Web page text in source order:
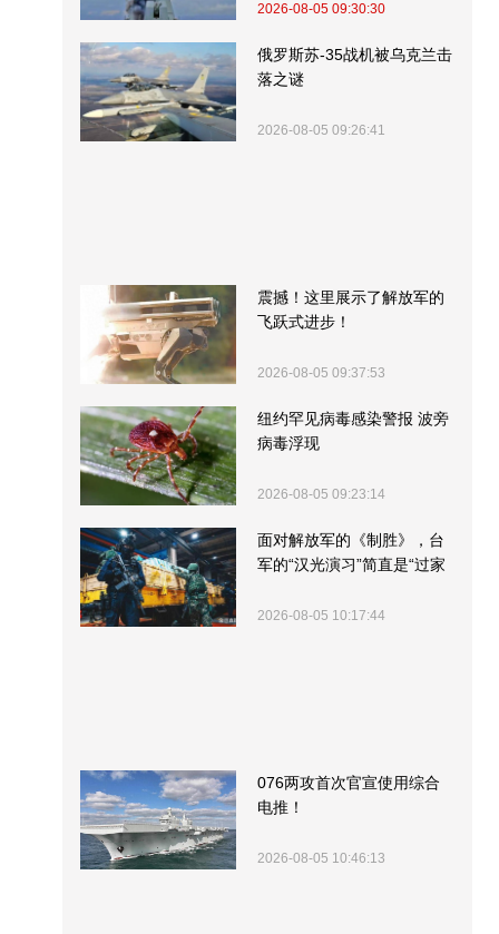
2026-08-05 09:30:30
俄罗斯苏-35战机被乌克兰击
落之谜
2026-08-05 09:26:41
震撼！这里展示了解放军的
飞跃式进步！
2026-08-05 09:37:53
纽约罕见病毒感染警报 波旁
病毒浮现
2026-08-05 09:23:14
面对解放军的《制胜》，台
军的“汉光演习”简直是“过家
2026-08-05 10:17:44
076两攻首次官宣使用综合
电推！
2026-08-05 10:46:13